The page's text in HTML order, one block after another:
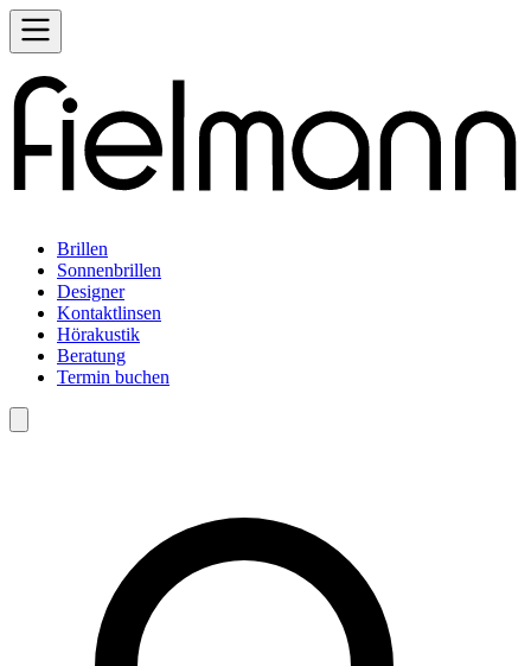
Brillen
Sonnenbrillen
Designer
Kontaktlinsen
Hörakustik
Beratung
Termin buchen